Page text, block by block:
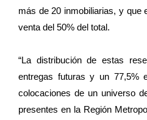
más de 20 inmobiliarias, y que
venta del 50% del total.
“La distribución de estas
entregas futuras y un 77,5%
colocaciones de un universo
presentes en la Región